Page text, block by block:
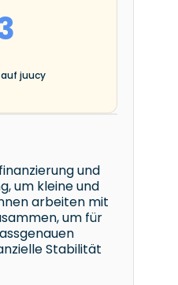
juucy
und
um kleine und
arbeiten mit
um für
Stabilität